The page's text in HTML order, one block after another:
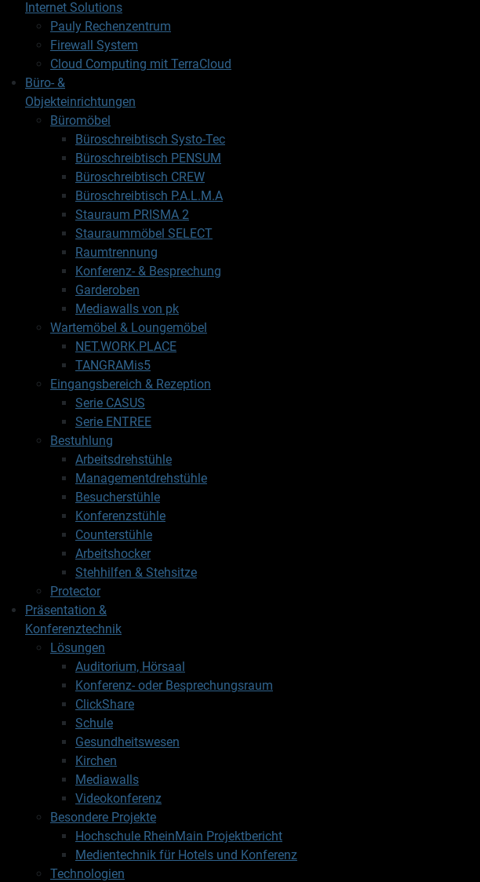
Internet Solutions
Pauly Rechenzentrum
Firewall System
Cloud Computing mit TerraCloud
Büro- &
Objekteinrichtungen
Büromöbel
Büroschreibtisch Systo-Tec
Büroschreibtisch PENSUM
Büroschreibtisch CREW
Büroschreibtisch P.A.L.M.A
Stauraum PRISMA 2
Stauraummöbel SELECT
Raumtrennung
Konferenz- & Besprechung
Garderoben
Mediawalls von pk
Wartemöbel & Loungemöbel
NET.WORK.PLACE
TANGRAMis5
Eingangsbereich & Rezeption
Serie CASUS
Serie ENTREE
Bestuhlung
Arbeitsdrehstühle
Managementdrehstühle
Besucherstühle
Konferenzstühle
Counterstühle
Arbeitshocker
Stehhilfen & Stehsitze
Protector
Präsentation &
Konferenztechnik
Lösungen
Auditorium, Hörsaal
Konferenz- oder Besprechungsraum
ClickShare
Schule
Gesundheitswesen
Kirchen
Mediawalls
Videokonferenz
Besondere Projekte
Hochschule RheinMain Projektbericht
Medientechnik für Hotels und Konferenz
Technologien